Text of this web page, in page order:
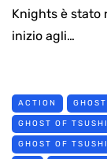
Knights è stato
inizio agli…
ACTION
GHOST OF
GHOST OF